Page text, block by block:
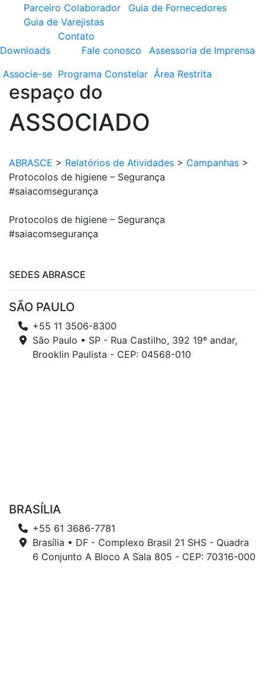
Parceiro Colaborador
Guia de Fornecedores
Guia de Varejistas
Downloads
Contato
Fale conosco
Assessoria de Imprensa
Associe-se Programa Constelar Área Restrita
espaço do
ASSOCIADO
ABRASCE > Relatórios de Atividades > Campanhas >
Protocolos de higiene – Segurança
#saiacomsegurança
Protocolos de higiene – Segurança
#saiacomsegurança
SEDES ABRASCE
SÃO PAULO
+55 11 3506-8300
São Paulo • SP - Rua Castilho, 392 19º andar,
Brooklin Paulista - CEP: 04568-010
BRASÍLIA
+55 61 3686-7781
Brasília • DF - Complexo Brasil 21 SHS - Quadra
6 Conjunto A Bloco A Sala 805 - CEP: 70316-000